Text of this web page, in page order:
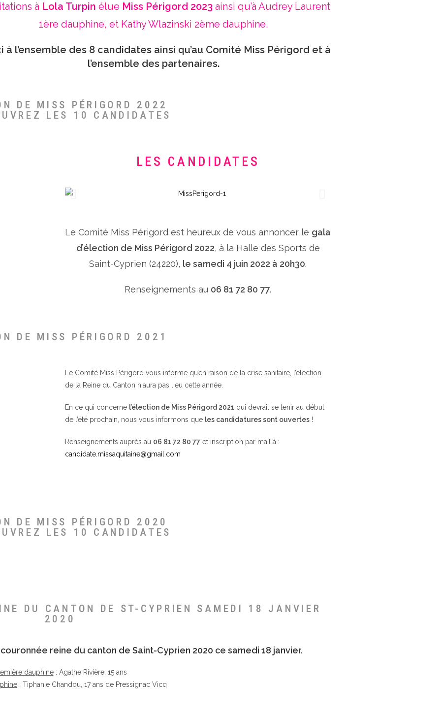
à Lola Turpin élue Miss Périgord 2023ainsi qu’à Audrey Laurent
1ère dauphine, et Kathy Wlazinski 2ème dauphine.
à l’ensemble des 8 candidates ainsi qu’au Comité Miss Périgord et à
l’ensemble des partenaires.
DE MISS PÉRIGORD 2022
LES 10 CANDIDATES
LES CANDIDATES
Le Comité Miss Périgord est heureux de vous annoncer le gala
d’élection de Miss Périgord 2022, à la Halle des Sports de
Saint-Cyprien (24220), le samedi 4 juin 2022 à 20h30.
Renseignements au 06 81 72 80 77.
DE MISS PÉRIGORD 2021
Le Comité Miss Périgord vous informe qu’en raison de la crise sanitaire, l’élection
de la Reine du Canton n‘aura pas lieu cette année.
En ce qui concerne l’élection de Miss Périgord 2021 qui devrait se tenir au début
de l’été prochain, nous vous informons que les candidatures sont ouvertes !
Renseignements auprès au 06 81 72 80 77 et inscription par mail à :
candidate.missaquitaine@gmail.com
DE MISS PÉRIGORD 2020
LES 10 CANDIDATES
DU CANTON DE ST-CYPRIEN SAMEDI 18 JANVIER
2020
couronnée reine du canton de Saint-Cyprien 2020 ce samedi 18 janvier.
dauphine: Agathe Rivière, 15 ans
: Tiphanie Chandou, 17 ans de Pressignac Vicq